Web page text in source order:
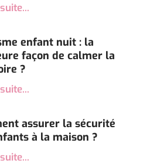
enfant nuit : la
façon de calmer la
?
assurer la sécurité
à la maison ?